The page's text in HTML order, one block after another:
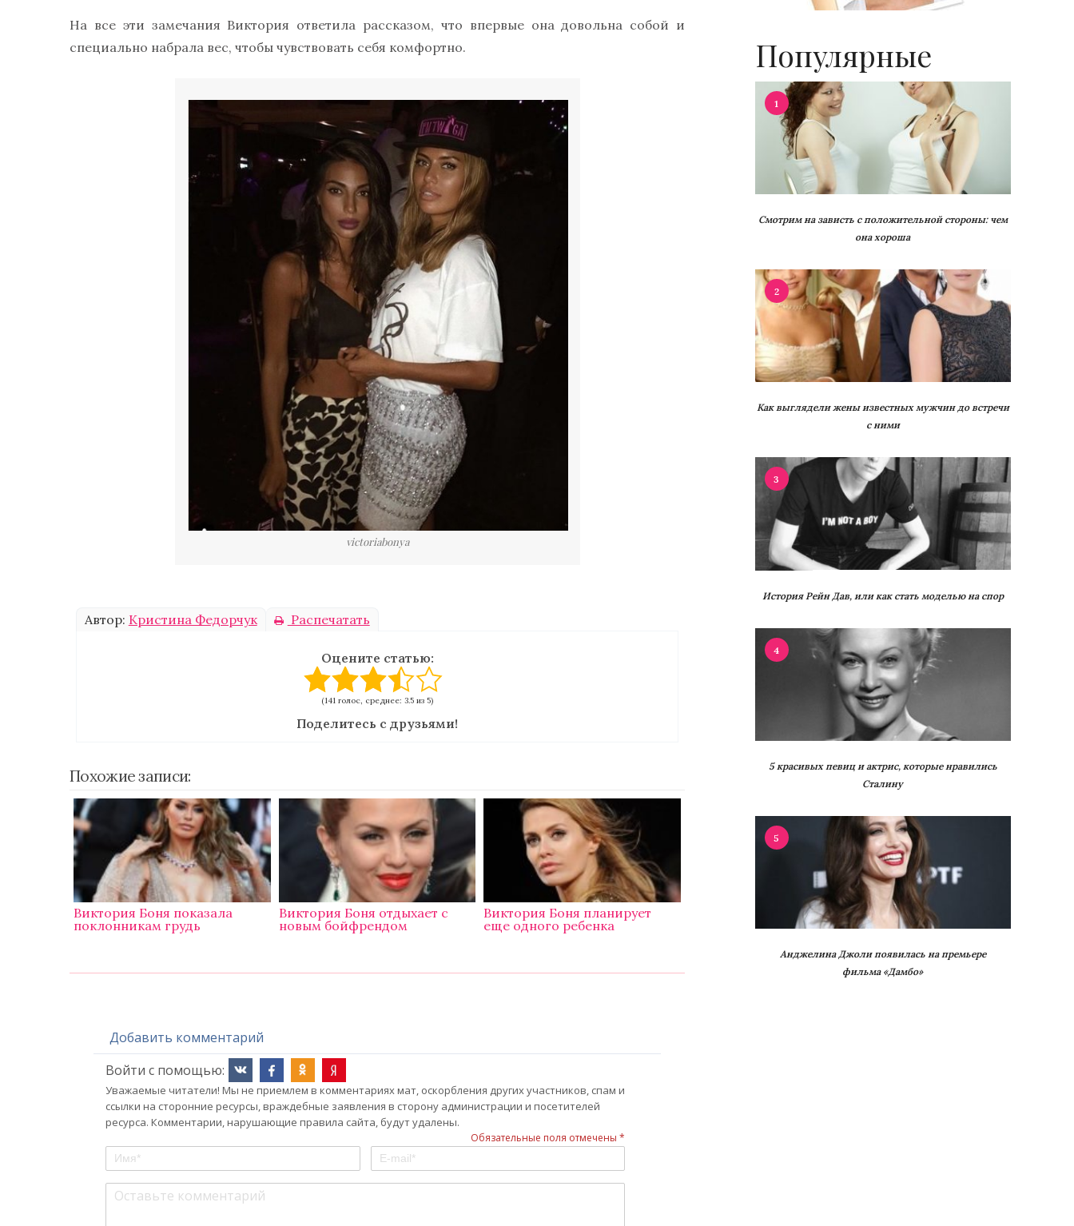
На все эти замечания Виктория ответила рассказом, что впервые она довольна собой и
специально набрала вес, чтобы чувствовать себя комфортно.
victoriabonya
Автор: Кристина Федорчук Распечатать
Оцените статью:
(141 голос, среднее: 3.5 из 5)
Поделитесь с друзьями!
Похожие записи:
Виктория Боня показала
поклонникам грудь
Виктория Боня отдыхает с
новым бойфрендом
Виктория Боня планирует
еще одного ребенка
Добавить комментарий
Войти с помощью:
Уважаемые читатели! Мы не приемлем в комментариях мат, оскорбления других участников, спам и
ссылки на сторонние ресурсы, враждебные заявления в сторону администрации и посетителей
ресурса. Комментарии, нарушающие правила сайта, будут удалены.
Обязательные поля отмечены *
Популярные
1
Смотрим на зависть с положительной стороны: чем
она хороша
2
Как выглядели жены известных мужчин до встречи
с ними
3
История Рейн Дав, или как стать моделью на спор
4
5 красивых певиц и актрис, которые нравились
Сталину
5
Анджелина Джоли появилась на премьере
фильма «Дамбо»